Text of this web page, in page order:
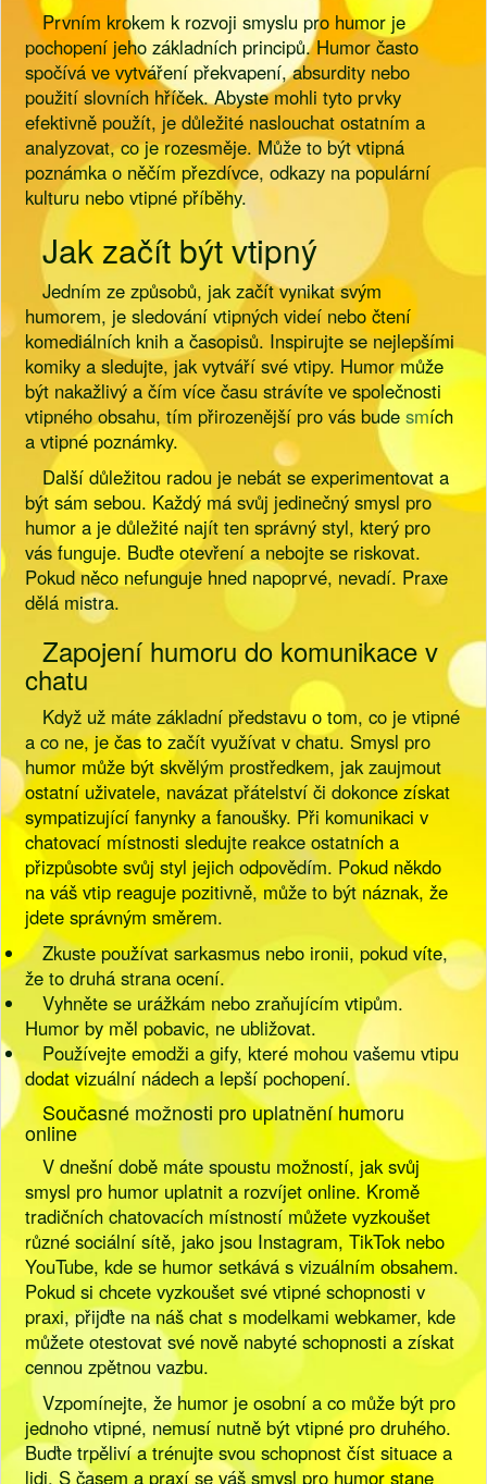
Prvním krokem k rozvoji smyslu pro humor je
pochopení jeho základních principů. Humor často
spočívá ve vytváření překvapení, absurdity nebo
použití slovních hříček. Abyste mohli tyto prvky
efektivně použít, je důležité naslouchat ostatním a
analyzovat, co je rozesměje. Může to být vtipná
poznámka o něčím přezdívce, odkazy na populární
kulturu nebo vtipné příběhy.
Jak začít být vtipný
Jedním ze způsobů, jak začít vynikat svým
humorem, je sledování vtipných videí nebo čtení
komediálních knih a časopisů. Inspirujte se nejlepšími
komiky a sledujte, jak vytváří své vtipy. Humor může
být nakažlivý a čím více času strávíte ve společnosti
vtipného obsahu, tím přirozenější pro vás budesmích
a vtipné poznámky.
Další důležitou radou je nebát se experimentovat a
být sám sebou. Každý má svůj jedinečný smysl pro
humor a je důležité najít ten správný styl, který pro
vás funguje. Buďte otevření a nebojte se riskovat.
Pokud něco nefunguje hned napoprvé, nevadí. Praxe
dělá mistra.
Zapojení humoru do komunikace v
chatu
Když už máte základní představu o tom, co je vtipné
a co ne, je čas to začít využívat v chatu. Smysl pro
humor může být skvělým prostředkem, jak zaujmout
ostatní uživatele, navázat přátelství či dokonce získat
sympatizující fanynky a fanoušky. Při komunikaci v
chatovací místnosti sledujte reakce ostatních a
přizpůsobte svůj styl jejich odpovědím. Pokud někdo
na váš vtip reaguje pozitivně, může to být náznak, že
jdete správným směrem.
Zkuste používat sarkasmus nebo ironii, pokud víte,
že to druhá strana ocení.
Vyhněte se urážkám nebo zraňujícím vtipům.
Humor by měl pobavic, ne ubližovat.
Používejte emodži a gify, které mohou vašemu vtipu
dodat vizuální nádech a lepší pochopení.
Současné možnosti pro uplatnění humoru
online
V dnešní době máte spoustu možností, jak svůj
smysl pro humor uplatnit a rozvíjet online. Kromě
tradičních chatovacích místností můžete vyzkoušet
různé sociální sítě, jako jsou Instagram, TikTok nebo
YouTube, kde se humor setkává s vizuálním obsahem.
Pokud si chcete vyzkoušet své vtipné schopnosti v
praxi, přijďte na náš chat s modelkami webkamer, kde
můžete otestovat své nově nabyté schopnosti a získat
cennou zpětnou vazbu.
Vzpomínejte, že humor je osobní a co může být pro
jednoho vtipné, nemusí nutně být vtipné pro druhého.
Buďte trpěliví a trénujte svou schopnost číst situace a
lidi. S časem a praxí se váš smysl pro humor stane